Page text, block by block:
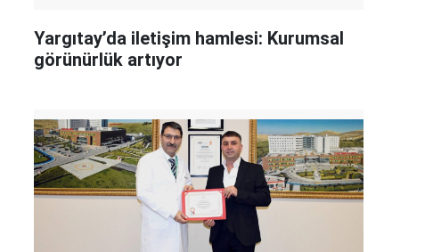
Yargıtay’da iletişim hamlesi: Kurumsal
görünürlük artıyor